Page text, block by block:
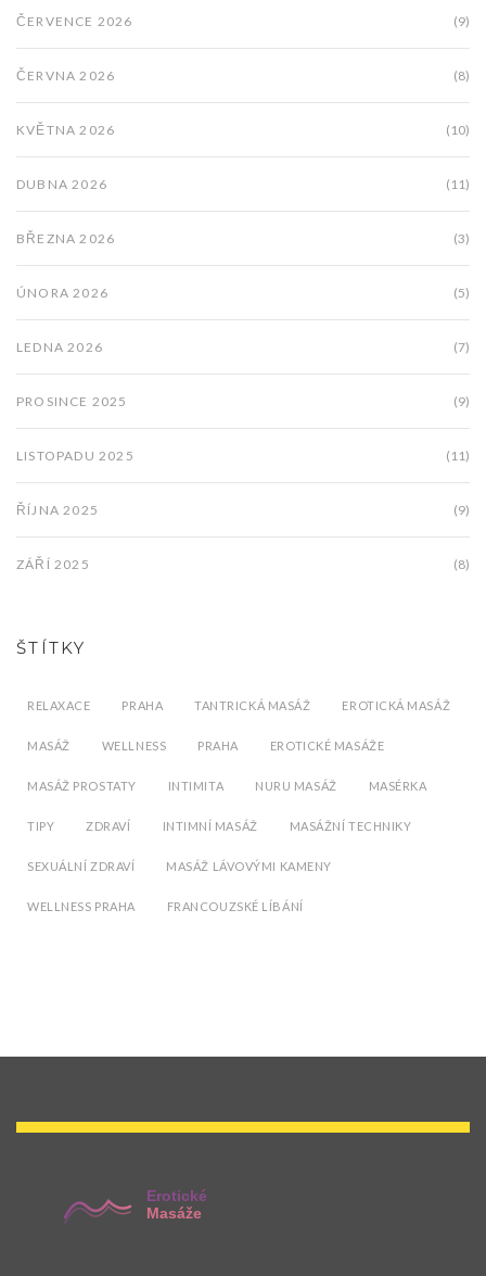
ČERVENCE 2026 (9)
ČERVNA 2026 (8)
KVĚTNA 2026 (10)
DUBNA 2026 (11)
BŘEZNA 2026 (3)
ÚNORA 2026 (5)
LEDNA 2026 (7)
PROSINCE 2025 (9)
LISTOPADU 2025 (11)
ŘÍJNA 2025 (9)
ZÁŘÍ 2025 (8)
ŠTÍTKY
RELAXACE PRAHA TANTRICKÁ MASÁŽ EROTICKÁ MASÁŽ
MASÁŽ WELLNESS PRAHA EROTICKÉ MASÁŽE
MASÁŽ PROSTATY INTIMITA NURU MASÁŽ MASÉRKA
TIPY ZDRAVÍ INTIMNÍ MASÁŽ MASÁŽNÍ TECHNIKY
SEXUÁLNÍ ZDRAVÍ MASÁŽ LÁVOVÝMI KAMENY
WELLNESS PRAHA FRANCOUZSKÉ LÍBÁNÍ